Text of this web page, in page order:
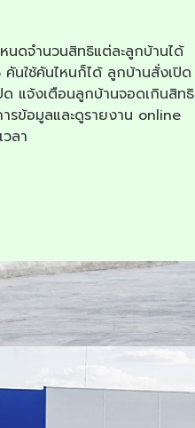
นดจำนวนสิทธิแต่ละลูกบ้านได้
นใช้คันไหนก็ได้ ลูกบ้านสั่งเปิด
แจ้งเตือนลูกบ้านจอดเกินสิทธิ
รข้อมูลและดูรายงาน online
ลา